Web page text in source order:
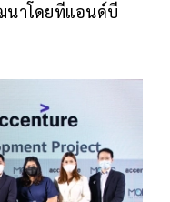
าโดยทีแอนด์บี